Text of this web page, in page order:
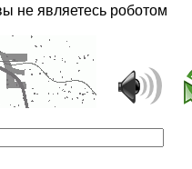
не являетесь роботом